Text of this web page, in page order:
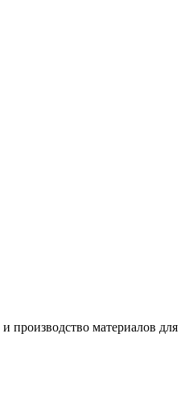
материалов для